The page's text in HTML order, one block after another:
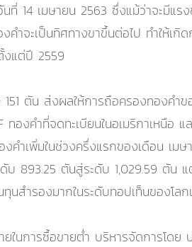
14 เมษายน 2563 ซึ่งแม้ว่าจะมีแรง
ำจะเป็นทิศทางขาขึ้นต่อไป ทำให้เกิด
งแต่ปี 2559
ตัน ส่งผลให้การถือครองทองคำข
งคำที่จดทะเบียนในอเมริกาเหนือ แ
คำเพิ่มในช่วงครึ่งแรกของเดือน เม
893.25 ตันสู่ระดับ 1,029.59 ตัน แ
สำรองมากในระดับทอปเท็นของโลก
ยในการซื้อขายต่ำ บริหารจัดการโดย